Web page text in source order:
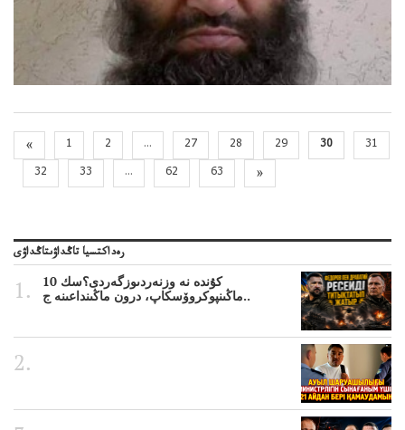
« 1 2 ... 27 28 29 30
31
32
33 ... 62 63 »
رەداكتسيا تاڭداۋىتاڭداۋى
10 كۇندە نە وزنەردىوزگەردى؟سك
ماڭىنپوكروۆسكاپ، درون ماڭىنداعىنە ج..